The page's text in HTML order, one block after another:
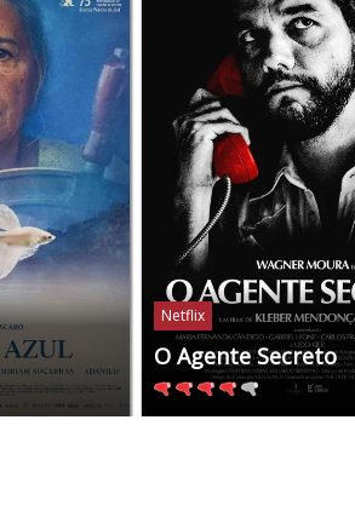
Netflix
O Agente Secreto